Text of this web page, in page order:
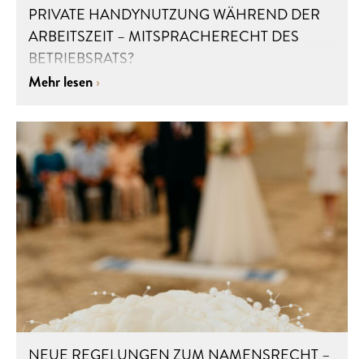
PRIVATE HANDYNUTZUNG WÄHREND DER
ARBEITSZEIT – MITSPRACHERECHT DES
BETRIEBSRATS?
Mehr lesen